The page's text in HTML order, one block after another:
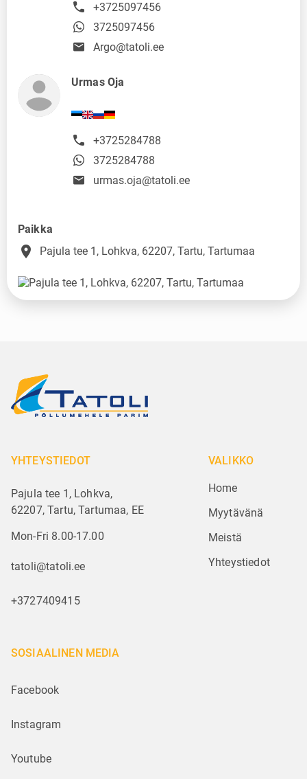
+3725097456
3725097456
Argo@tatoli.ee
Urmas Oja
+3725284788
3725284788
urmas.oja@tatoli.ee
Paikka
place Pajula tee 1, Lohkva, 62207, Tartu, Tartumaa
YHTEYSTIEDOT
Pajula tee 1, Lohkva,
62207, Tartu, Tartumaa, EE
Mon-Fri 8.00-17.00
tatoli@tatoli.ee
+3727409415
VALIKKO
Home
Myytävänä
Meistä
Yhteystiedot
SOSIAALINEN MEDIA
Facebook
Instagram
Youtube